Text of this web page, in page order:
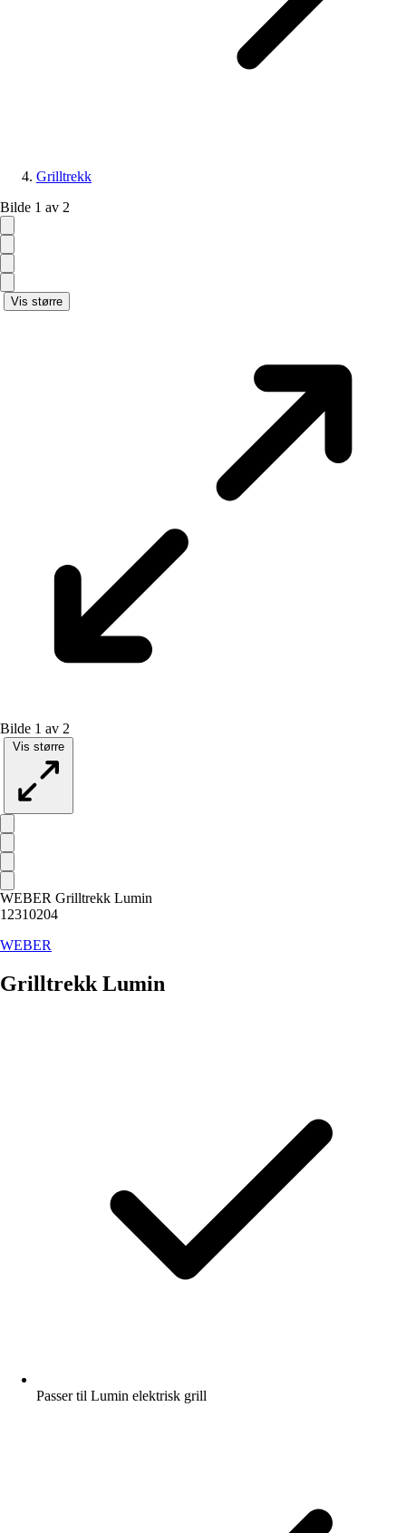
Grilltrekk
Bilde 1 av 2
Vis større
Bilde 1 av 2
Vis større
WEBER Grilltrekk Lumin
12310204
WEBER
Grilltrekk Lumin
Passer til Lumin elektrisk grill